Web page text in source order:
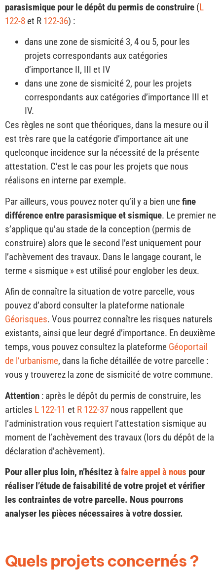
parasismique pour le dépôt du permis de construire (L
122-8 et R 122-36) :
dans une zone de sismicité 3, 4 ou 5, pour les
projets correspondants aux catégories
d’importance II, III et IV
dans une zone de sismicité 2, pour les projets
correspondants aux catégories d’importance III et
IV.
Ces règles ne sont que théoriques, dans la mesure ou il
est très rare que la catégorie d’importance ait une
quelconque incidence sur la nécessité de la présente
attestation. C’est le cas pour les projets que nous
réalisons en interne par exemple.
Par ailleurs, vous pouvez noter qu’il y a bien unefine
différence entre parasismique et sismique. Le premier ne
s’applique qu’au stade de la conception (permis de
construire) alors que le second l’est uniquement pour
l’achèvement des travaux. Dans le langage courant, le
terme « sismique » est utilisé pour englober les deux.
Afin de connaître la situation de votre parcelle, vous
pouvez d’abord consulter la plateforme nationale
Géorisques. Vous pourrez connaître les risques naturels
existants, ainsi que leur degré d’importance. En deuxième
temps, vous pouvez consultez la plateforme Géoportail
de l’urbanisme, dans la fiche détaillée de votre parcelle :
vous y trouverez la zone de sismicité de votre commune.
Attention : après le dépôt du permis de construire, les
articles L 122-11 et R 122-37 nous rappellent que
l’administration vous requiert l’attestation sismique au
moment de l’achèvement des travaux (lors du dépôt de la
déclaration d’achèvement).
Pour aller plus loin, n’hésitez àfaire appel à nous pour
réaliser l’étude de faisabilité de votre projet et vérifier
les contraintes de votre parcelle. Nous pourrons
analyser les pièces nécessaires à votre dossier.
Quels projets concernés ?